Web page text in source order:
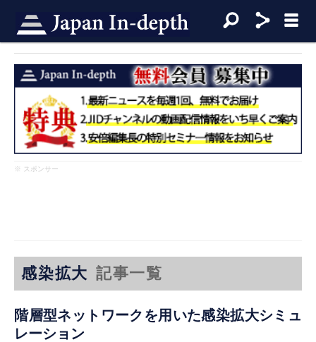
※ スポンサー
感染拡大 記事一覧
階層型ネットワークを用いた感染拡大シミュ
レーション